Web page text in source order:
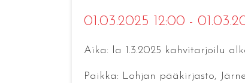
01.03.2025 12:00 -
Aika: la 1.3.2025 kahvitarjoilu
Paikka: Lohjan pääkirjasto,